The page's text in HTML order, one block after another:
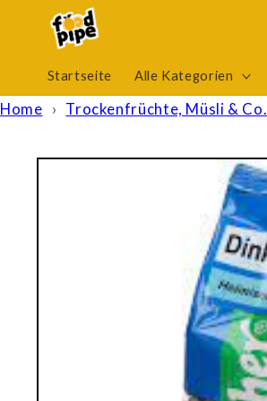
zum
Inhalt
Startseite Alle Kategorien
Home › Trockenfrüchte, Müsli & Co.
Zu